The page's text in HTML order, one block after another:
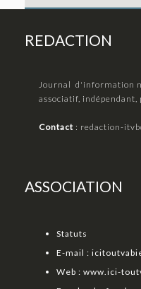
REDACTION
Journal d'information
associatif,
Contact : redaction-
ASSOCIATION
Statuts
E-mail :
Web : www.ici-